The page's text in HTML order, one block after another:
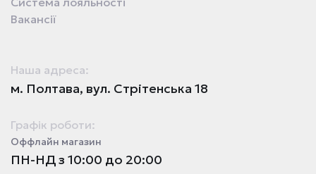
Вакансії
Наша адреса:
м. Полтава, вул. Стрітенська 18
Графік роботи:
Оффлайн магазин
ПН-НД з 10:00 до 20:00